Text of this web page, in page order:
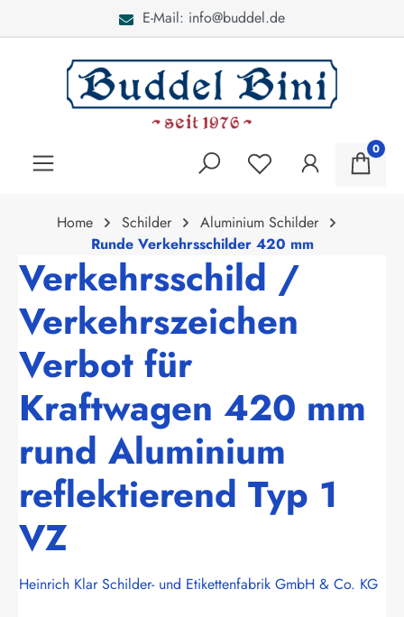
E-Mail: info@buddel.de
0
Home Schilder
Aluminium Schilder
Runde Verkehrsschilder 420 mm
Verkehrsschild /
Verkehrszeichen
Verbot für
Kraftwagen 420 mm
rund Aluminium
reflektierend Typ 1
VZ
Heinrich Klar Schilder- und Etikettenfabrik GmbH & Co. KG